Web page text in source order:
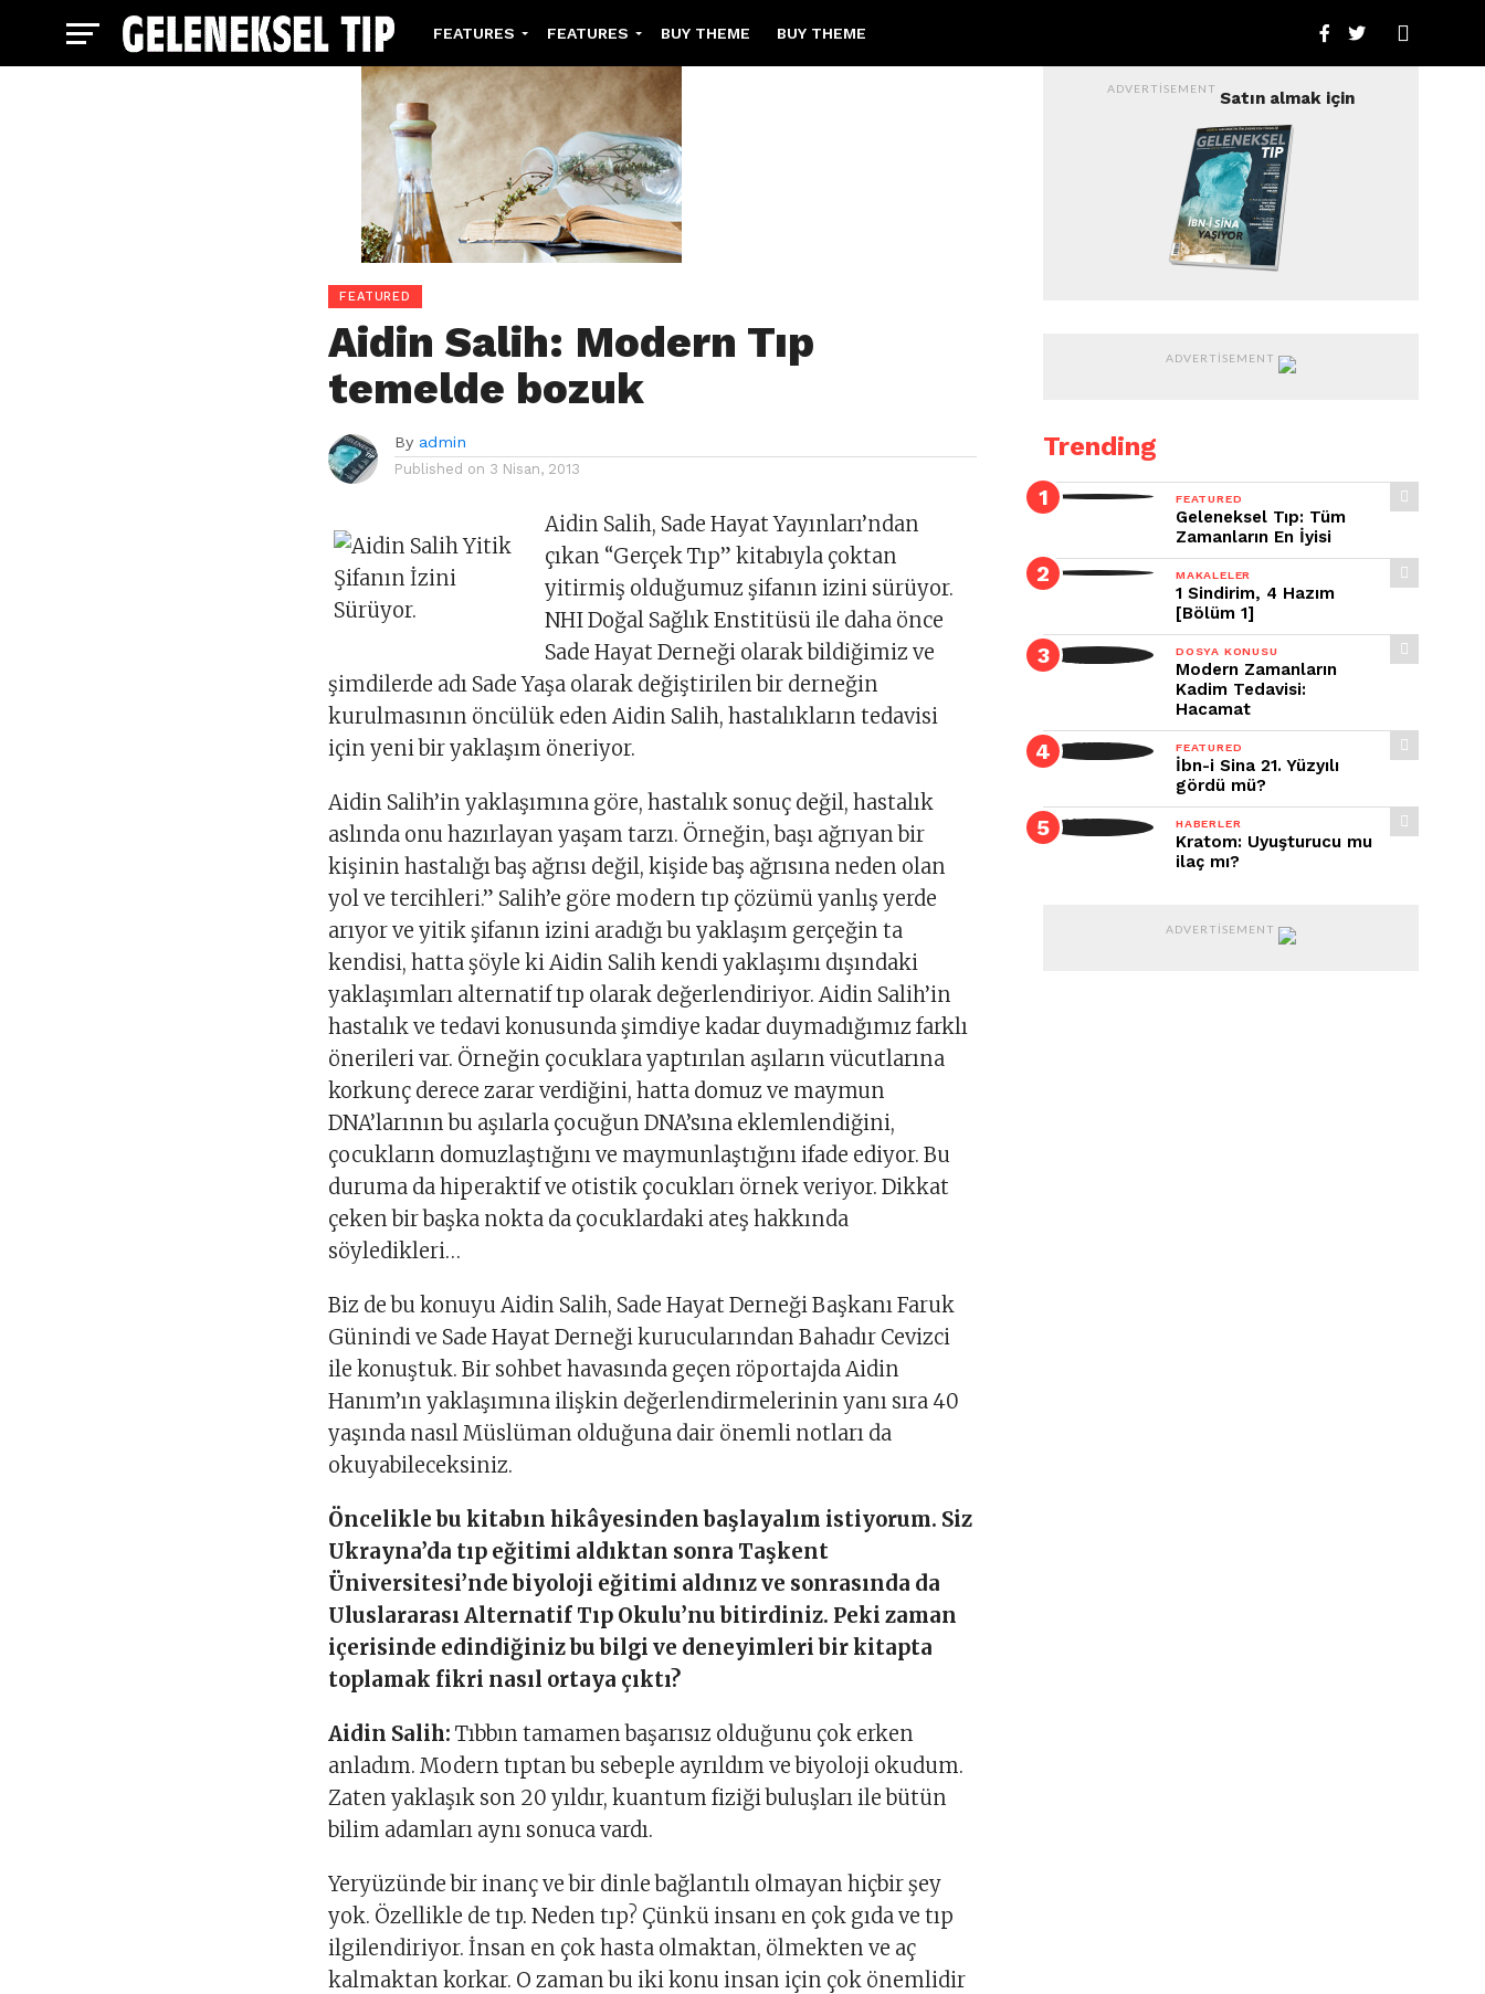
FEATURES FEATURES BUY THEME BUY THEME
POST LAYOUT 1 POST LAYOUT 2
SLIDESHOW POST VIDEO POST
FEATURED
Aidin Salih: Modern Tıp
temelde bozuk
By admin
Published on 3 Nisan, 2013
Aidin Salih, Sade Hayat Yayınları’ndan
çıkan “Gerçek Tıp” kitabıyla çoktan
yitirmiş olduğumuz şifanın izini sürüyor.
NHI Doğal Sağlık Enstitüsü ile daha önce
Sade Hayat Derneği olarak bildiğimiz ve
şimdilerde adı Sade Yaşa olarak değiştirilen bir derneğin
kurulmasının öncülük eden Aidin Salih, hastalıkların tedavisi
için yeni bir yaklaşım öneriyor.
Aidin Salih’in yaklaşımına göre, hastalık sonuç değil, hastalık
aslında onu hazırlayan yaşam tarzı. Örneğin, başı ağrıyan bir
kişinin hastalığı baş ağrısı değil, kişide baş ağrısına neden olan
yol ve tercihleri.” Salih’e göre modern tıp çözümü yanlış yerde
arıyor ve yitik şifanın izini aradığı bu yaklaşım gerçeğin ta
kendisi, hatta şöyle ki Aidin Salih kendi yaklaşımı dışındaki
yaklaşımları alternatif tıp olarak değerlendiriyor. Aidin Salih’in
hastalık ve tedavi konusunda şimdiye kadar duymadığımız farklı
önerileri var. Örneğin çocuklara yaptırılan aşıların vücutlarına
korkunç derece zarar verdiğini, hatta domuz ve maymun
DNA’larının bu aşılarla çocuğun DNA’sına eklemlendiğini,
çocukların domuzlaştığını ve maymunlaştığını ifade ediyor. Bu
duruma da hiperaktif ve otistik çocukları örnek veriyor. Dikkat
çeken bir başka nokta da çocuklardaki ateş hakkında
söyledikleri…
Biz de bu konuyu Aidin Salih, Sade Hayat Derneği Başkanı Faruk
Günindi ve Sade Hayat Derneği kurucularından Bahadır Cevizci
ile konuştuk. Bir sohbet havasında geçen röportajda Aidin
Hanım’ın yaklaşımına ilişkin değerlendirmelerinin yanı sıra 40
yaşında nasıl Müslüman olduğuna dair önemli notları da
okuyabileceksiniz.
Öncelikle bu kitabın hikâyesinden başlayalım istiyorum. Siz
Ukrayna’da tıp eğitimi aldıktan sonra Taşkent
Üniversitesi’nde biyoloji eğitimi aldınız ve sonrasında da
Uluslararası Alternatif Tıp Okulu’nu bitirdiniz. Peki zaman
içerisinde edindiğiniz bu bilgi ve deneyimleri bir kitapta
toplamak fikri nasıl ortaya çıktı?
Aidin Salih: Tıbbın tamamen başarısız olduğunu çok erken
anladım. Modern tıptan bu sebeple ayrıldım ve biyoloji okudum.
Zaten yaklaşık son 20 yıldır, kuantum fiziği buluşları ile bütün
bilim adamları aynı sonuca vardı.
Yeryüzünde bir inanç ve bir dinle bağlantılı olmayan hiçbir şey
yok. Özellikle de tıp. Neden tıp? Çünkü insanı en çok gıda ve tıp
ilgilendiriyor. İnsan en çok hasta olmaktan, ölmekten ve aç
kalmaktan korkar. O zaman bu iki konu insan için çok önemlidir
ADVERTISEMENT Satın almak için
ADVERTISEMENT
Trending
FEATURED
Geleneksel Tıp: Tüm
Zamanların En İyisi
MAKALELER
1 Sindirim, 4 Hazım
[Bölüm 1]
DOSYA KONUSU
Modern Zamanların
Kadim Tedavisi:
Hacamat
FEATURED
İbn-i Sina 21. Yüzyılı
gördü mü?
HABERLER
Kratom: Uyuşturucu mu
ilaç mı?
ADVERTISEMENT